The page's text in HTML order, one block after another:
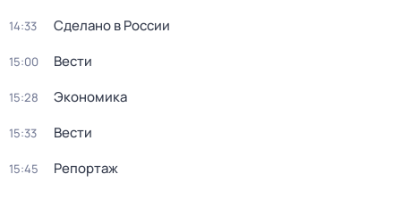
14:33 Сделано в России
15:00 Вести
15:28 Экономика
15:33 Вести
15:45 Репортаж